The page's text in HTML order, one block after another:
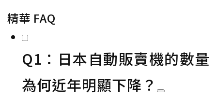
精華 FAQ
Q1：日本自動販賣機的數量
為何近年明顯下降？